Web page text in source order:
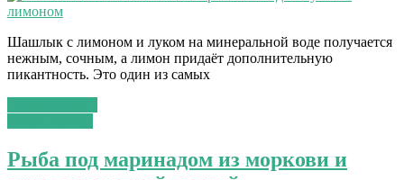
Шашлык с лимоном и луком на минеральной воде получается
нежным, сочным, а лимон придаёт дополнительную
пикантность. Это один из самых
Рыба под маринадом из моркови и